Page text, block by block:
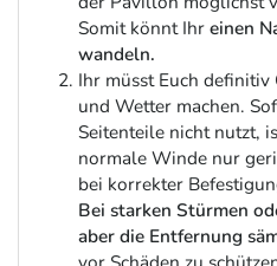
Somit könnt Ihreinen
wandeln.
Ihr müsst Euch
und Wetter machen.
Seitenteile nicht nutzt,
normale Winde nur
bei korrekter
Bei starken Stürmen
aber die Entfernung